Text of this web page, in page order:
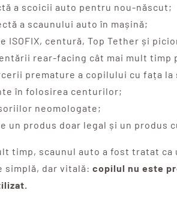
a scoicii auto pentru nou-născut;
a scaunului auto în mașină;
ISOFIX, centură, Top Tether și
rear-facing cât mai mult timp
premature a copilului cu fața la
în folosirea centurilor;
neomologate;
un produs doar legal și un produs
timp, scaunul auto a fost tratat
simplă, dar vitală: copilul nu este